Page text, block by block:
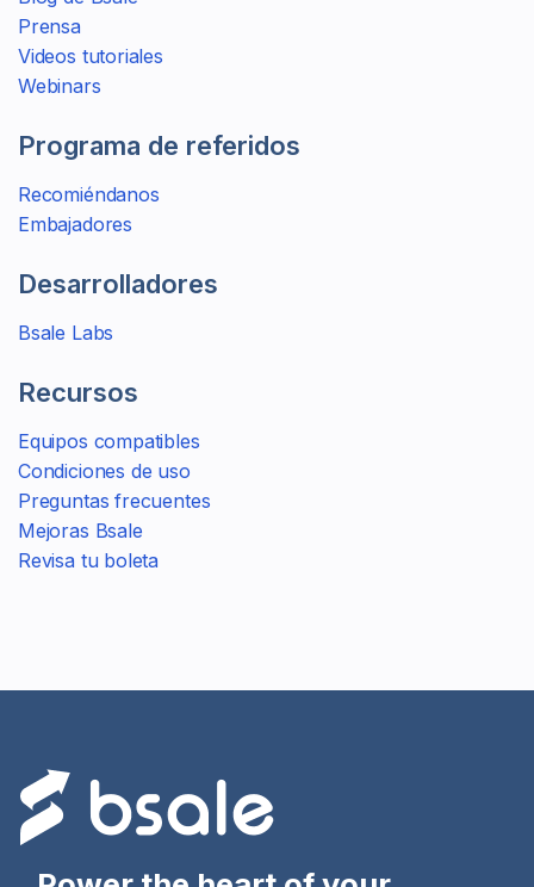
Prensa
Videos tutoriales
Webinars
Programa de referidos
Recomiéndanos
Embajadores
Desarrolladores
Bsale Labs
Recursos
Equipos compatibles
Condiciones de uso
Preguntas frecuentes
Mejoras Bsale
Revisa tu boleta